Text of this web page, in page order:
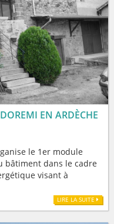
EN ARDÈCHE
le 1er module
bâtiment dans le cadre
visant à
LIRE LA SUITE